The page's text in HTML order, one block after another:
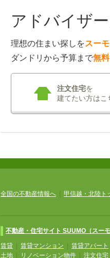
アドバイザ
理想の住まい探しをスー
ダンドリから予算まで無料
注文住宅を
建てたい方はこ
全国の不動産情報へ 甲信越・北陸ト
不動産・住宅サイト SUUMO（スーモ
賃貸 賃貸マンション 賃貸アパート
土地
リノベーション物件 注文住宅